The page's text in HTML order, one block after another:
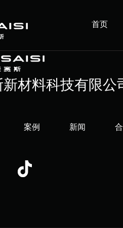
首页
新材料科技有限公
案例 新闻